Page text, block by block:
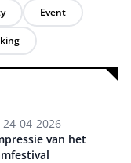
24-04-2026
van het
Event